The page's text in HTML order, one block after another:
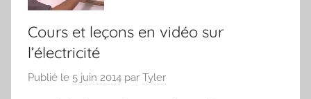
Cours et leçons en vidéo sur
l’électricité
Publié le 5 juin 2014 par Tyler